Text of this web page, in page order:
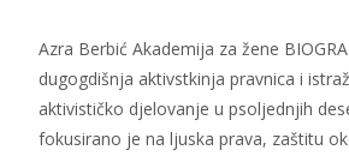
Azra Berbić Akademija za žene
dugogdišnja aktivstkinja pravnica i
aktivističko djelovanje u psoljednjih
fokusirano je na ljuska prava, zaštitu